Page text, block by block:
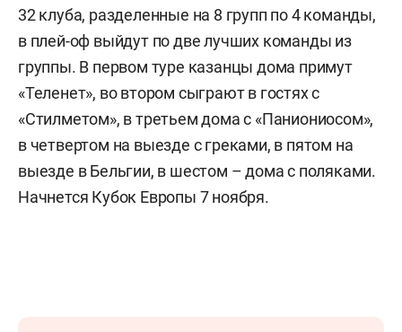
32 клуба, разделенные на 8 групп по 4 команды,
в плей-оф выйдут по две лучших команды из
группы. В первом туре казанцы дома примут
«Теленет», во втором сыграют в гостях с
«Стилметом», в третьем дома с «Паниониосом»,
в четвертом на выезде с греками, в пятом на
выезде в Бельгии, в шестом – дома с поляками.
Начнется Кубок Европы 7 ноября.